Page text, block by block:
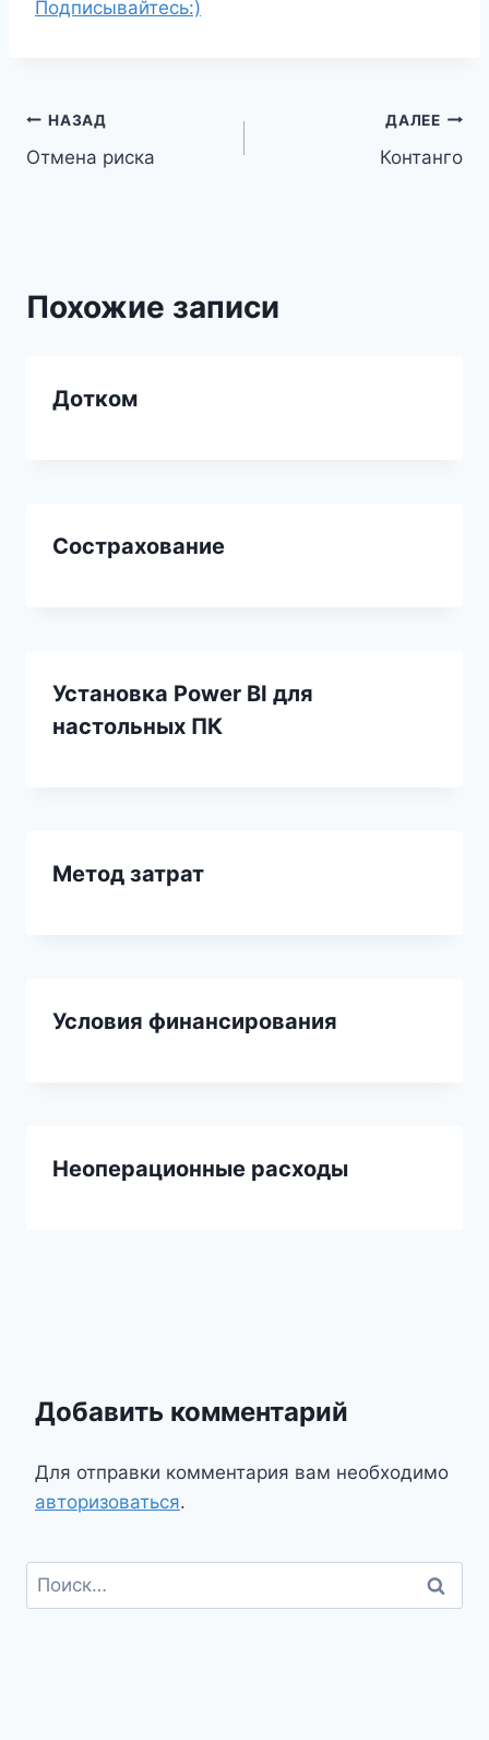
Подписывайтесь:)
Навигация
по
НАЗАД
Отмена риска
ДАЛЕЕ
Контанго
Похожие записи
Дотком
Сострахование
Установка Power BI для
настольных ПК
Метод затрат
Условия финансирования
Неоперационные расходы
Добавить комментарий
Для отправки комментария вам необходимо
авторизоваться.
Найти: